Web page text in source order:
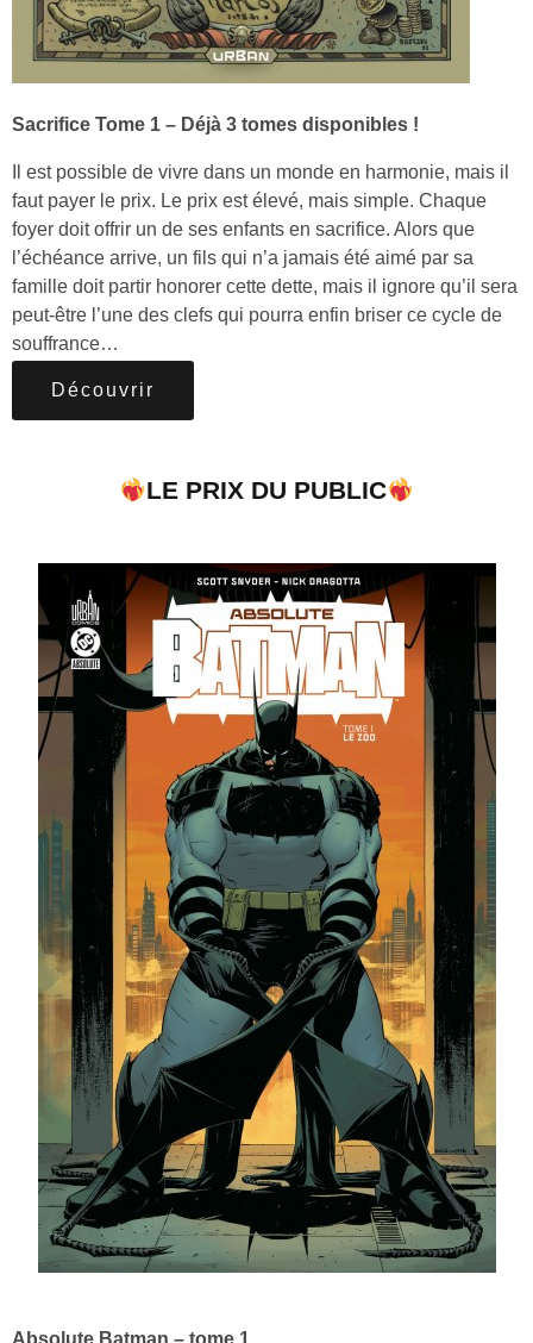
Sacrifice Tome 1 – Déjà 3 tomes disponibles !
Il est possible de vivre dans un monde en harmonie, mais il
faut payer le prix. Le prix est élevé, mais simple. Chaque
foyer doit offrir un de ses enfants en sacrifice. Alors que
l’échéance arrive, un fils qui n’a jamais été aimé par sa
famille doit partir honorer cette dette, mais il ignore qu’il sera
peut-être l’une des clefs qui pourra enfin briser ce cycle de
souffrance…
Découvrir
LE PRIX DU PUBLIC
Absolute Batman – tome 1